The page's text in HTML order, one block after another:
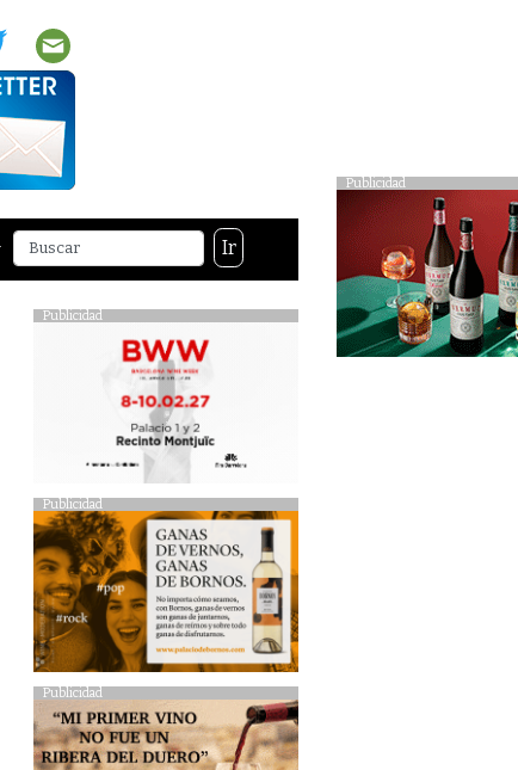
Publicidad
Ir
Publicidad
Publicidad
Publicidad